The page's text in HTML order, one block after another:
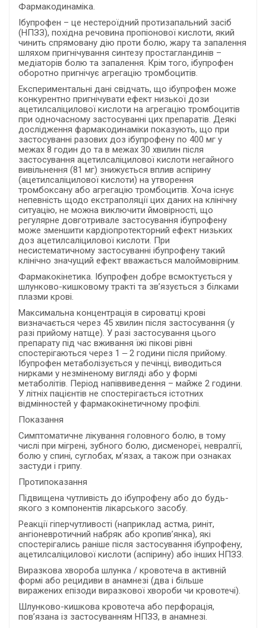
Фармакодинаміка.
Ібупрофен – це нестероїдний протизапальний засіб
(НПЗЗ), похідна речовина пропіонової кислоти, який
чинить спрямовану дію проти болю, жару та запалення
шляхом пригнічування синтезу простагландинів –
медіаторів болю та запалення. Крім того, ібупрофен
оборотно пригнічує агрегацію тромбоцитів.
Експериментальні дані свідчать, що ібупрофен може
конкурентно пригнічувати ефект низької дози
ацетилсаліцилової кислоти на агрегацію тромбоцитів
при одночасному застосуванні цих препаратів. Деякі
дослідження фармакодинаміки показують, що при
застосуванні разових доз ібупрофену по 400 мг у
межах 8 годин до та в межах 30 хвилин після
застосування ацетилсаліцилової кислоти негайного
вивільнення (81 мг) знижується вплив аспірину
(ацетилсаліцилової кислоти) на утворення
тромбоксану або агрегацію тромбоцитів. Хоча існує
непевність щодо екстраполяції цих даних на клінічну
ситуацію, не можна виключити ймовірності, що
регулярне довготривале застосування ібупрофену
може зменшити кардіопротекторний ефект низьких
доз ацетилсаліцилової кислоти. При
несистематичному застосуванні ібупрофену такий
клінічно значущий ефект вважається малоймовірним.
Фармакокінетика. Ібупрофен добре всмоктується у
шлунково-кишковому тракті та зв’язується з білками
плазми крові.
Максимальна концентрація в сироватці крові
визначається через 45 хвилин після застосування (у
разі прийому натще). У разі застосування цього
препарату під час вживання їжі пікові рівні
спостерігаються через 1 ‒ 2 години після прийому.
Ібупрофен метаболізується у печінці, виводиться
нирками у незміненому вигляді або у формі
метаболітів. Період напіввиведення – майже 2 години.
У літніх пацієнтів не спостерігається істотних
відмінностей у фармакокінетичному профілі.
Показання
Симптоматичне лікування головного болю, в тому
числі при мігрені, зубного болю, дисменореї, невралгії,
болю у спині, суглобах, м’язах, а також при ознаках
застуди і грипу.
Протипоказання
Підвищена чутливість до ібупрофену або до будь-
якого з компонентів лікарського засобу.
Реакції гіперчутливості (наприклад астма, риніт,
ангіоневротичний набряк або кропив’янка), які
спостерігались раніше після застосування ібупрофену,
ацетилсаліцилової кислоти (аспірину) або інших НПЗЗ.
Виразкова хвороба шлунка / кровотеча в активній
формі або рецидиви в анамнезі (два і більше
виражених епізоди виразкової хвороби чи кровотечі).
Шлунково-кишкова кровотеча або перфорація,
пов’язана із застосуванням НПЗЗ, в анамнезі.